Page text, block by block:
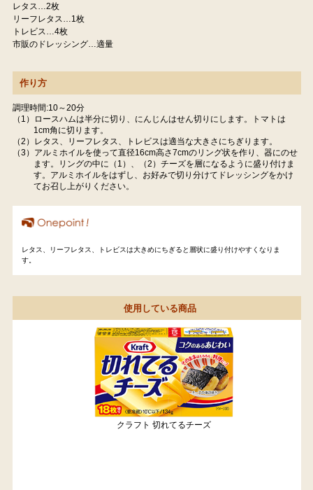
レタス…2枚
リーフレタス…1枚
トレビス…4枚
市販のドレッシング…適量
作り方
調理時間:10～20分
（1）ロースハムは半分に切り、にんじんはせん切りにします。トマトは
1cm角に切ります。
（2）レタス、リーフレタス、トレビスは適当な大きさにちぎります。
（3）アルミホイルを使って直径16cm高さ7cmのリング状を作り、器にのせ
ます。リングの中に（1）、（2）チーズを層になるように盛り付けま
す。アルミホイルをはずし、お好みで切り分けてドレッシングをかけ
てお召し上がりください。
レタス、リーフレタス、トレビスは大きめにちぎると層状に盛り付けやすくなりま
す。
使用している商品
クラフト 切れてるチーズ